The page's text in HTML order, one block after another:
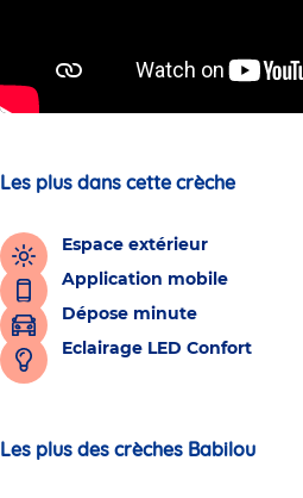
Les plus dans cette crèche
Espace extérieur
Application mobile
Dépose minute
Eclairage LED Confort
Les plus des crèches Babilou